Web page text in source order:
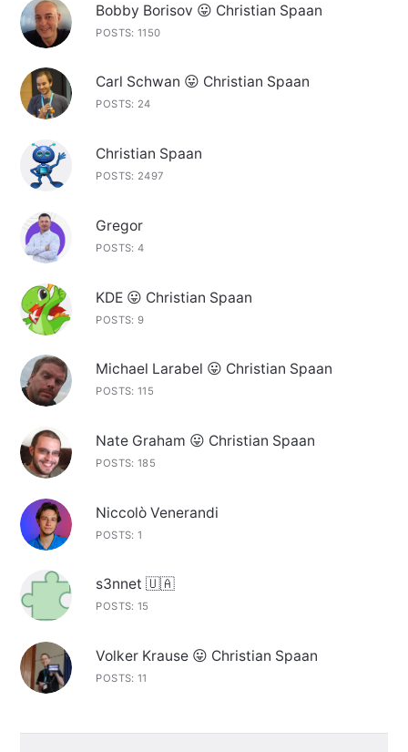
Bobby Borisov 😛 Christian Spaan
POSTS: 1150
Carl Schwan 😛 Christian Spaan
POSTS: 24
Christian Spaan
POSTS: 2497
Gregor
POSTS: 4
KDE 😛 Christian Spaan
POSTS: 9
Michael Larabel 😛 Christian Spaan
POSTS: 115
Nate Graham 😛 Christian Spaan
POSTS: 185
Niccolò Venerandi
POSTS: 1
s3nnet 🇺🇦
POSTS: 15
Volker Krause 😛 Christian Spaan
POSTS: 11